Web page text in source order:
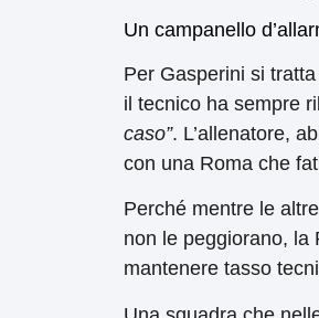
Un campanello
Per Gasperini si
il tecnico ha sempre
caso”. L’allenatore,
con una Roma che
Perché mentre le
non le peggiorano, la
mantenere tasso